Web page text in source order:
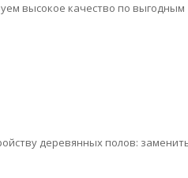
высокое качество по выгодным
деревянных полов: